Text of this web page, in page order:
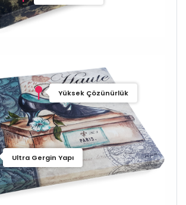
Yüksek Çözünürlük
Ultra Gergin Yapı